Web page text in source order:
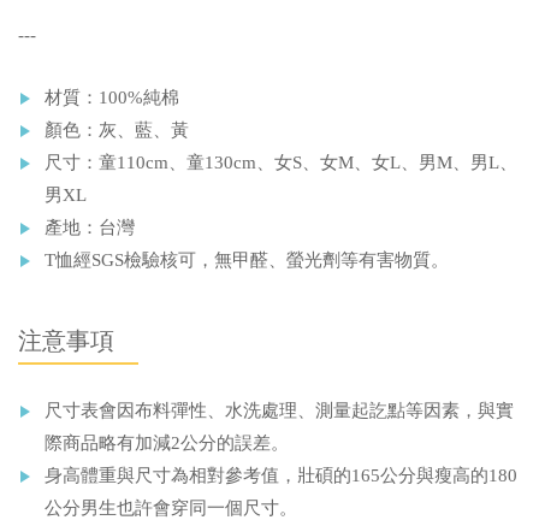
---
材質：100%純棉
顏色：灰、藍、黃
尺寸：童110cm、童130cm、女S、女M、女L、男M、男L、
男XL
產地：台灣
T恤經SGS檢驗核可，無甲醛、螢光劑等有害物質。
注意事項
尺寸表會因布料彈性、水洗處理、測量起訖點等因素，與實
際商品略有加減2公分的誤差。
身高體重與尺寸為相對參考值，壯碩的165公分與瘦高的180
公分男生也許會穿同一個尺寸。